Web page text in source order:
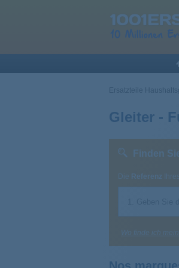
Ersatzteile
Gleiter -
Finden
Die Referenz
Wo finde ich